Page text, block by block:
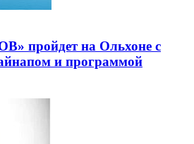
пройдет на Ольхоне с
и программой